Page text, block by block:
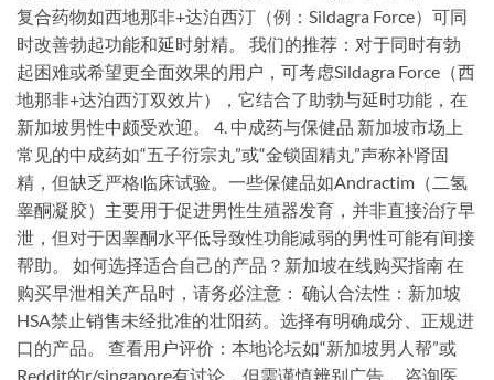
复合药物如西地那非+达泊西汀（例：Sildagra Force）可同
时改善勃起功能和延时射精。 我们的推荐：对于同时有勃
起困难或希望更全面效果的用户，可考虑Sildagra Force（西
地那非+达泊西汀双效片），它结合了助勃与延时功能，在
新加坡男性中颇受欢迎。 4. 中成药与保健品 新加坡市场上
常见的中成药如“五子衍宗丸”或“金锁固精丸”声称补肾固
精，但缺乏严格临床试验。一些保健品如Andractim（二氢
睾酮凝胶）主要用于促进男性生殖器发育，并非直接治疗早
泄，但对于因睾酮水平低导致性功能减弱的男性可能有间接
帮助。 如何选择适合自己的产品？新加坡在线购买指南 在
购买早泄相关产品时，请务必注意： 确认合法性：新加坡
HSA禁止销售未经批准的壮阳药。选择有明确成分、正规进
口的产品。 查看用户评价：本地论坛如“新加坡男人帮”或
Reddit的r/singapore有讨论，但需谨慎辨别广告。 咨询医